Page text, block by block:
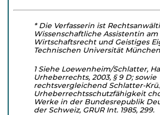
* Die Verfasserin ist
Wissenschaftliche Assis­tentin
Wirtschaftsrecht und Geistiges
Technischen Universität
1 Siehe Loewenheim/Schlatter,
Urheberrechts, 2003, § 9 D; sowie
rechtsvergleichend Schlatter-
Urheberrechtsschutzfähigkeit
Werke in der Bundesrepublik
der Schweiz, GRUR Int. 1985, 299.